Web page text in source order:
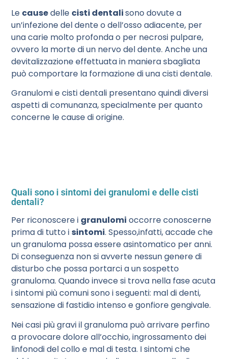
Le causedelle cisti dentalisono dovute a
un’infezione del dente o dell’osso adiacente, per
una carie molto profonda o per necrosi pulpare,
ovvero la morte di un nervo del dente. Anche una
devitalizzazione effettuata in maniera sbagliata
può comportare la formazione di una cisti dentale.
Granulomi e cisti dentali presentano quindi diversi
aspetti di comunanza, specialmente per quanto
concerne le cause di origine.
Quali sono i sintomi dei granulomi e delle cisti
dentali?
Per riconoscere i granulomi occorre conoscerne
prima di tutto isintomi. Spesso,infatti, accade che
un granuloma possa essere asintomatico per anni.
Di conseguenza non si avverte nessun genere di
disturbo che possa portarci a un sospetto
granuloma. Quando invece si trova nella fase acuta
i sintomi più comuni sono i seguenti: mal di denti,
sensazione di fastidio intenso e gonfiore gengivale.
Nei casi più gravi il granuloma può arrivare perfino
a provocare dolore all’occhio, ingrossamento dei
linfonodi del collo e mal di testa. I sintomi che